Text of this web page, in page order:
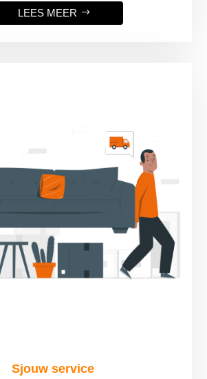
LEES MEER
Sjouw service